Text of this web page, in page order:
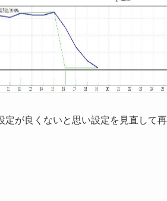
定が良くないと思い設定を見直して再